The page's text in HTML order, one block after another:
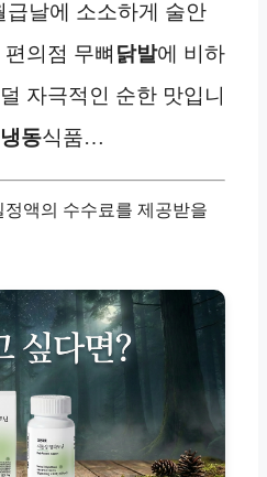
급날에 소소하게 술안
의점 무뼈 닭발에 비하
자극적인 순한 맛입니
냉동식품…
액의 수수료를 제공받을